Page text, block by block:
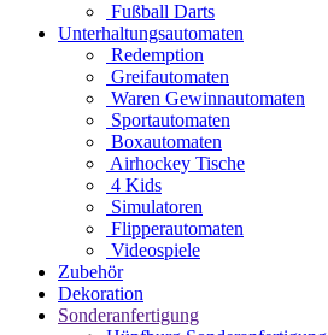
Fußball Darts
Unterhaltungsautomaten
Redemption
Greifautomaten
Waren Gewinnautomaten
Sportautomaten
Boxautomaten
Airhockey Tische
4 Kids
Simulatoren
Flipperautomaten
Videospiele
Zubehör
Dekoration
Sonderanfertigung